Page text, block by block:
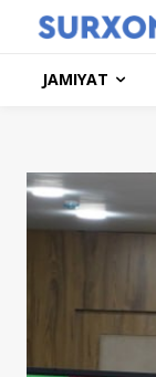
JAMIYAT